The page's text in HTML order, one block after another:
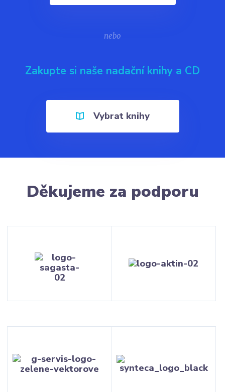
nebo
Zakupte si naše nadační knihy a CD
Vybrat knihy
Děkujeme za podporu